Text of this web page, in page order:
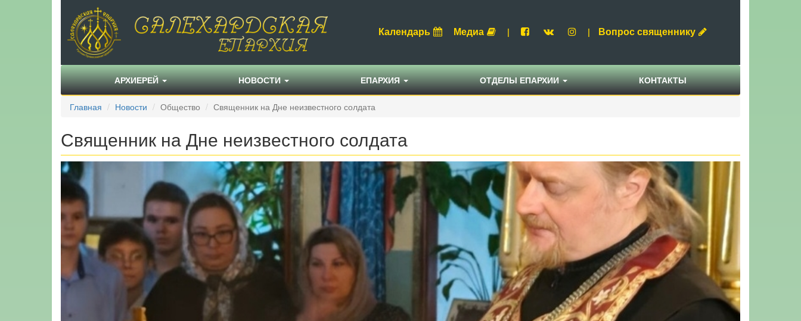
Календарь Медиа | | Вопрос священнику
АРХИЕРЕЙ НОВОСТИ ЕПАРХИЯ ОТДЕЛЫ ЕПАРХИИ КОНТАКТЫ
Главная Новости Общество Священник на Дне неизвестного солдата
Священник на Дне неизвестного солдата